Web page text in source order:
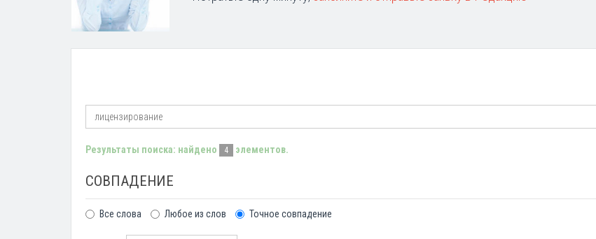
Результаты поиска: найдено 4 элементов.
СОВПАДЕНИЕ
Все слова Любое из слов Точное совпадение